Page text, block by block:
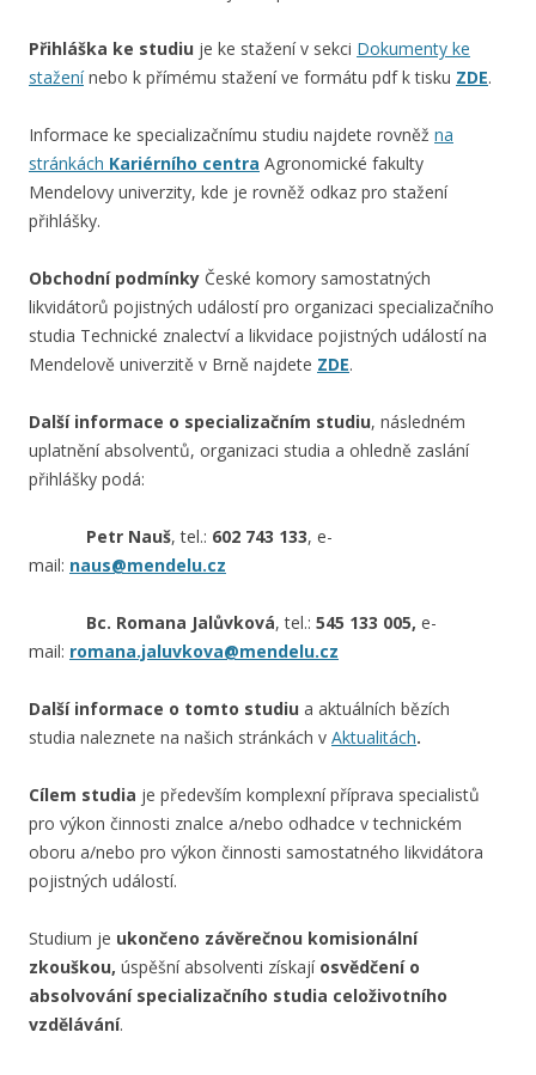
Přihláška ke studiu je ke stažení v sekci Dokumenty ke
staženínebo k přímému stažení ve formátu pdf k tisku ZDE.
Informace ke specializačnímu studiu najdete rovněž na
stránkách Kariérního centra Agronomické fakulty
Mendelovy univerzity, kde je rovněž odkaz pro stažení
přihlášky.
Obchodní podmínky České komory samostatných
likvidátorů pojistných událostí pro organizaci specializačního
studia Technické znalectví a likvidace pojistných událostí na
Mendelově univerzitě v Brně najdete ZDE.
Další informace o specializačním studiu, následném
uplatnění absolventů, organizaci studia a ohledně zaslání
přihlášky podá:
Petr Nauš, tel.: 602 743 133, e-
mail: naus@mendelu.cz
Bc. Romana Jalůvková, tel.: 545 133 005, e-
mail: romana.jaluvkova@mendelu.cz
Další informace o tomto studiu a aktuálních bězích
studia naleznete na našich stránkách v Aktualitách.
Cílem studia je především komplexní příprava specialistů
pro výkon činnosti znalce a/nebo odhadce v technickém
oboru a/nebo pro výkon činnosti samostatného likvidátora
pojistných událostí.
Studium je ukončeno závěrečnou komisionální
zkouškou, úspěšní absolventi získají osvědčení o
absolvování specializačního studia celoživotního
vzdělávání.